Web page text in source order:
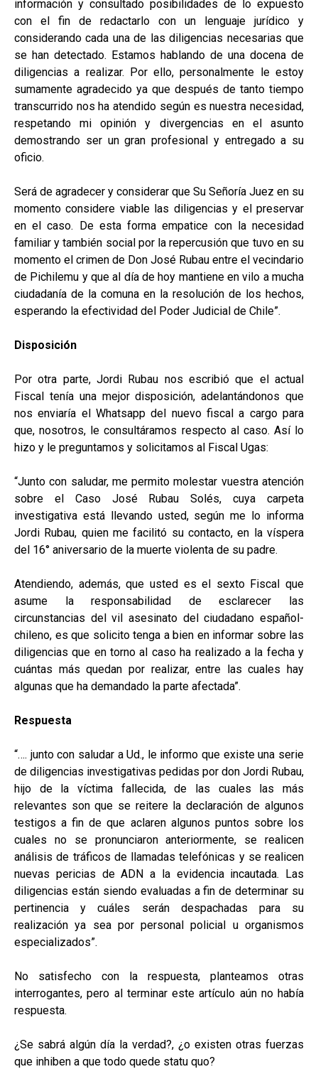
información y consultado posibilidades de lo expuesto
con el fin de redactarlo con un lenguaje jurídico y
considerando cada una de las diligencias necesarias que
se han detectado. Estamos hablando de una docena de
diligencias a realizar. Por ello, personalmente le estoy
sumamente agradecido ya que después de tanto tiempo
transcurrido nos ha atendido según es nuestra necesidad,
respetando mi opinión y divergencias en el asunto
demostrando ser un gran profesional y entregado a su
oficio.
Será de agradecer y considerar que Su Señoría Juez en su
momento considere viable las diligencias y el preservar
en el caso. De esta forma empatice con la necesidad
familiar y también social por la repercusión que tuvo en su
momento el crimen de Don José Rubau entre el vecindario
de Pichilemu y que al día de hoy mantiene en vilo a mucha
ciudadanía de la comuna en la resolución de los hechos,
esperando la efectividad del Poder Judicial de Chile”.
Disposición
Por otra parte, Jordi Rubau nos escribió que el actual
Fiscal tenía una mejor disposición, adelantándonos que
nos enviaría el Whatsapp del nuevo fiscal a cargo para
que, nosotros, le consultáramos respecto al caso. Así lo
hizo y le preguntamos y solicitamos al Fiscal Ugas:
“Junto con saludar, me permito molestar vuestra atención
sobre el Caso José Rubau Solés, cuya carpeta
investigativa está llevando usted, según me lo informa
Jordi Rubau, quien me facilitó su contacto, en la víspera
del 16° aniversario de la muerte violenta de su padre.
Atendiendo, además, que usted es el sexto Fiscal que
asume la responsabilidad de esclarecer las
circunstancias del vil asesinato del ciudadano español-
chileno, es que solicito tenga a bien en informar sobre las
diligencias que en torno al caso ha realizado a la fecha y
cuántas más quedan por realizar, entre las cuales hay
algunas que ha demandado la parte afectada”.
Respuesta
“…. junto con saludar a Ud., le informo que existe una serie
de diligencias investigativas pedidas por don Jordi Rubau,
hijo de la víctima fallecida, de las cuales las más
relevantes son que se reitere la declaración de algunos
testigos a fin de que aclaren algunos puntos sobre los
cuales no se pronunciaron anteriormente, se realicen
análisis de tráficos de llamadas telefónicas y se realicen
nuevas pericias de ADN a la evidencia incautada. Las
diligencias están siendo evaluadas a fin de determinar su
pertinencia y cuáles serán despachadas para su
realización ya sea por personal policial u organismos
especializados”.
No satisfecho con la respuesta, planteamos otras
interrogantes, pero al terminar este artículo aún no había
respuesta.
¿Se sabrá algún día la verdad?, ¿o existen otras fuerzas
que inhiben a que todo quede statu quo?